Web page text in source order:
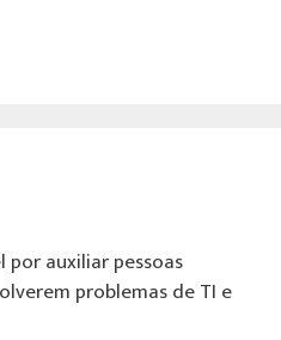
por auxiliar pessoas
problemas de TI e